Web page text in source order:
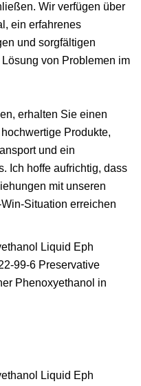
Wir verfügen über
ein erfahrenes
und sorgfältigen
von Problemen im
erhalten Sie einen
Produkte,
und ein
Ich hoffe aufrichtig, dass
mit unseren
Situation erreichen